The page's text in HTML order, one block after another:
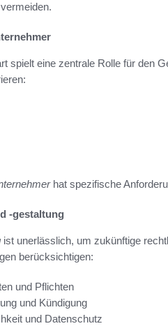
spielt eine zentrale Rolle für den
hat spezifische
-gestaltung
ist unerlässlich, um zukünftige
berücksichtigen:
und Pflichten
und Kündigung
und Datenschutz